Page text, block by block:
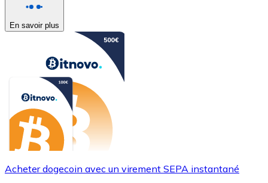
En savoir plus
Acheter dogecoin avec un virement SEPA instantané